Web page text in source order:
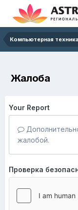
Компьютерная техника
Жалоба
Your Report
жалобой.
Проверка